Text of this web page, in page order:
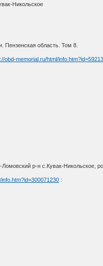
Никольское
Пензенская область. Том 8.
obd-memorial.ru/html/
р-н с.Кувак-Никольское,
: